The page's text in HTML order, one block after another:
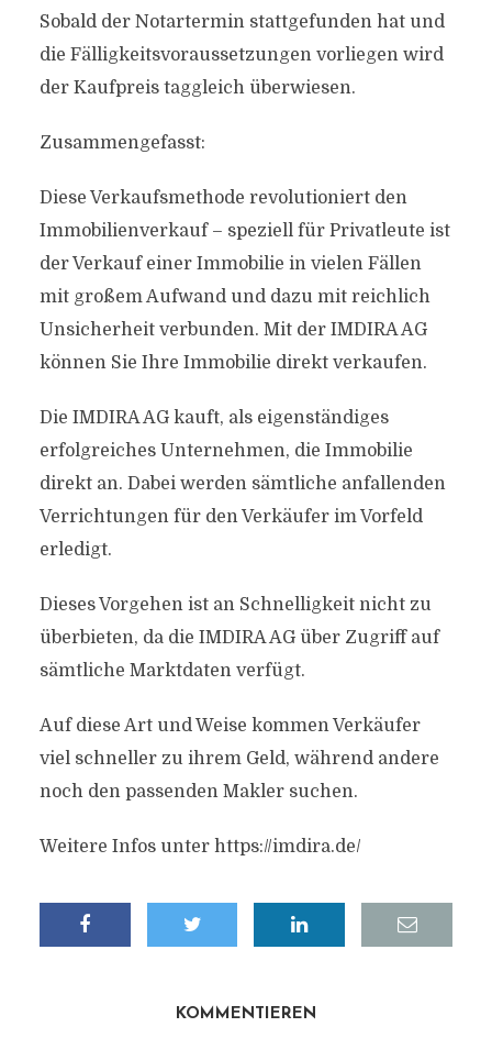
Sobald der Notartermin stattgefunden hat und
die Fälligkeitsvoraussetzungen vorliegen wird
der Kaufpreis taggleich überwiesen.
Zusammengefasst:
Diese Verkaufsmethode revolutioniert den
Immobilienverkauf – speziell für Privatleute ist
der Verkauf einer Immobilie in vielen Fällen
mit großem Aufwand und dazu mit reichlich
Unsicherheit verbunden. Mit der IMDIRA AG
können Sie Ihre Immobilie direkt verkaufen.
Die IMDIRA AG kauft, als eigenständiges
erfolgreiches Unternehmen, die Immobilie
direkt an. Dabei werden sämtliche anfallenden
Verrichtungen für den Verkäufer im Vorfeld
erledigt.
Dieses Vorgehen ist an Schnelligkeit nicht zu
überbieten, da die IMDIRA AG über Zugriff auf
sämtliche Marktdaten verfügt.
Auf diese Art und Weise kommen Verkäufer
viel schneller zu ihrem Geld, während andere
noch den passenden Makler suchen.
Weitere Infos unter https://imdira.de/
KOMMENTIEREN